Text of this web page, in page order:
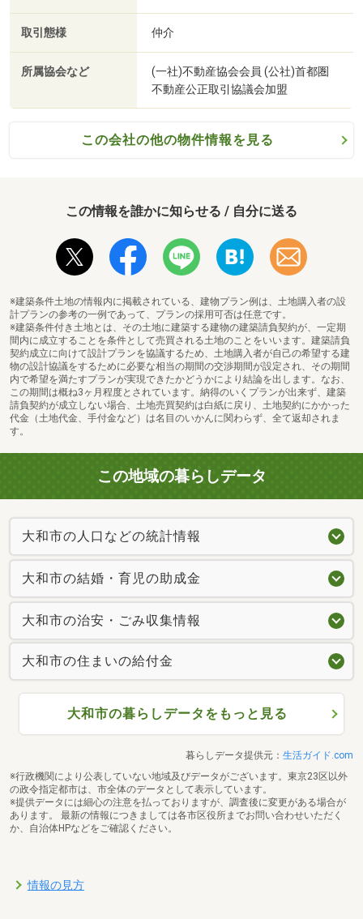
しております。
取引態様 仲介
所属協会など
(一社)不動産協会会員 (公社)首都圏
不動産公正取引協議会加盟
この会社の他の物件情報を見る
この情報を誰かに知らせる / 自分に送る
※建築条件土地の情報内に掲載されている、建物プラン例は、土地購入者の設
計プランの参考の一例であって、プランの採用可否は任意です。
※建築条件付き土地とは、その土地に建築する建物の建築請負契約が、一定期
間内に成立することを条件として売買される土地のことをいいます。建築請負
契約成立に向けて設計プランを協議するため、土地購入者が自己の希望する建
物の設計協議をするために必要な相当の期間の交渉期間が設定され、その期間
内で希望を満たすプランが実現できたかどうかにより結論を出します。なお、
この期間は概ね3ヶ月程度とされています。納得のいくプランが出来ず、建築
請負契約が成立しない場合、土地売買契約は白紙に戻り、土地契約にかかった
代金（土地代金、手付金など）は名目のいかんに関わらず、全て返却されま
す。
この地域の暮らしデータ
大和市の人口などの統計情報
大和市の結婚・育児の助成金
大和市の治安・ごみ収集情報
大和市の住まいの給付金
大和市の暮らしデータをもっと見る
暮らしデータ提供元： 生活ガイド.com
※行政機関により公表していない地域及びデータがございます。東京23区以外
の政令指定都市は、市全体のデータとして表示しています。
※提供データには細心の注意を払っておりますが、調査後に変更がある場合が
あります。 最新の情報につきましては各市区役所までお問い合わせいただく
か、自治体HPなどをご確認ください。
情報の見方